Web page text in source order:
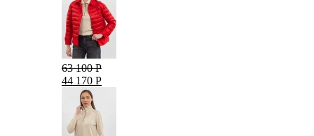
63 100 Р
44 170 Р